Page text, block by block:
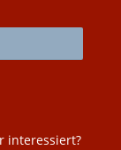
interessiert?